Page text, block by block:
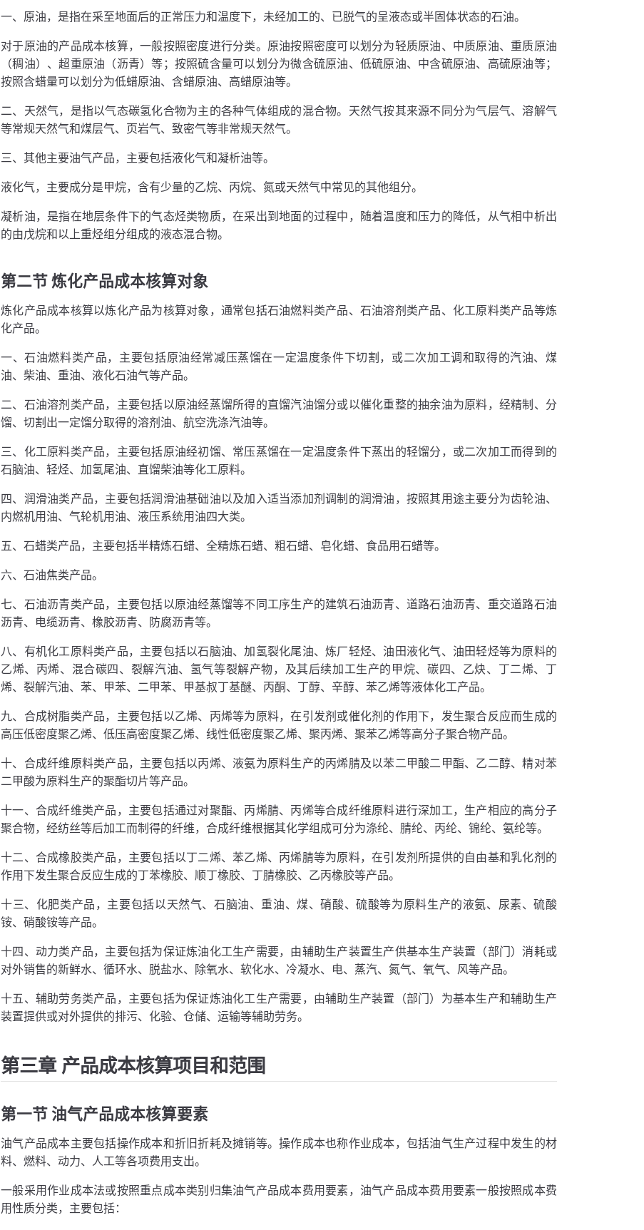
一、原油，是指在采至地面后的正常压力和温度下，未经加工的、已脱气的呈液态或半固体状态的石油。
对于原油的产品成本核算，一般按照密度进行分类。原油按照密度可以划分为轻质原油、中质原油、重质原油
（稠油）、超重原油（沥青）等；按照硫含量可以划分为微含硫原油、低硫原油、中含硫原油、高硫原油等；
按照含蜡量可以划分为低蜡原油、含蜡原油、高蜡原油等。
二、天然气，是指以气态碳氢化合物为主的各种气体组成的混合物。天然气按其来源不同分为气层气、溶解气
等常规天然气和煤层气、页岩气、致密气等非常规天然气。
三、其他主要油气产品，主要包括液化气和凝析油等。
液化气，主要成分是甲烷，含有少量的乙烷、丙烷、氮或天然气中常见的其他组分。
凝析油，是指在地层条件下的气态烃类物质，在采出到地面的过程中，随着温度和压力的降低，从气相中析出
的由戊烷和以上重烃组分组成的液态混合物。
第二节 炼化产品成本核算对象
炼化产品成本核算以炼化产品为核算对象，通常包括石油燃料类产品、石油溶剂类产品、化工原料类产品等炼
化产品。
一、石油燃料类产品，主要包括原油经常减压蒸馏在一定温度条件下切割，或二次加工调和取得的汽油、煤
油、柴油、重油、液化石油气等产品。
二、石油溶剂类产品，主要包括以原油经蒸馏所得的直馏汽油馏分或以催化重整的抽余油为原料，经精制、分
馏、切割出一定馏分取得的溶剂油、航空洗涤汽油等。
三、化工原料类产品，主要包括原油经初馏、常压蒸馏在一定温度条件下蒸出的轻馏分，或二次加工而得到的
石脑油、轻烃、加氢尾油、直馏柴油等化工原料。
四、润滑油类产品，主要包括润滑油基础油以及加入适当添加剂调制的润滑油，按照其用途主要分为齿轮油、
内燃机用油、气轮机用油、液压系统用油四大类。
五、石蜡类产品，主要包括半精炼石蜡、全精炼石蜡、粗石蜡、皂化蜡、食品用石蜡等。
六、石油焦类产品。
七、石油沥青类产品，主要包括以原油经蒸馏等不同工序生产的建筑石油沥青、道路石油沥青、重交道路石油
沥青、电缆沥青、橡胶沥青、防腐沥青等。
八、有机化工原料类产品，主要包括以石脑油、加氢裂化尾油、炼厂轻烃、油田液化气、油田轻烃等为原料的
乙烯、丙烯、混合碳四、裂解汽油、氢气等裂解产物，及其后续加工生产的甲烷、碳四、乙炔、丁二烯、丁
烯、裂解汽油、苯、甲苯、二甲苯、甲基叔丁基醚、丙酮、丁醇、辛醇、苯乙烯等液体化工产品。
九、合成树脂类产品，主要包括以乙烯、丙烯等为原料，在引发剂或催化剂的作用下，发生聚合反应而生成的
高压低密度聚乙烯、低压高密度聚乙烯、线性低密度聚乙烯、聚丙烯、聚苯乙烯等高分子聚合物产品。
十、合成纤维原料类产品，主要包括以丙烯、液氨为原料生产的丙烯腈及以苯二甲酸二甲酯、乙二醇、精对苯
二甲酸为原料生产的聚酯切片等产品。
十一、合成纤维类产品，主要包括通过对聚酯、丙烯腈、丙烯等合成纤维原料进行深加工，生产相应的高分子
聚合物，经纺丝等后加工而制得的纤维，合成纤维根据其化学组成可分为涤纶、腈纶、丙纶、锦纶、氨纶等。
十二、合成橡胶类产品，主要包括以丁二烯、苯乙烯、丙烯腈等为原料，在引发剂所提供的自由基和乳化剂的
作用下发生聚合反应生成的丁苯橡胶、顺丁橡胶、丁腈橡胶、乙丙橡胶等产品。
十三、化肥类产品，主要包括以天然气、石脑油、重油、煤、硝酸、硫酸等为原料生产的液氨、尿素、硫酸
铵、硝酸铵等产品。
十四、动力类产品，主要包括为保证炼油化工生产需要，由辅助生产装置生产供基本生产装置（部门）消耗或
对外销售的新鲜水、循环水、脱盐水、除氧水、软化水、冷凝水、电、蒸汽、氮气、氧气、风等产品。
十五、辅助劳务类产品，主要包括为保证炼油化工生产需要，由辅助生产装置（部门）为基本生产和辅助生产
装置提供或对外提供的排污、化验、仓储、运输等辅助劳务。
第三章 产品成本核算项目和范围
第一节 油气产品成本核算要素
油气产品成本主要包括操作成本和折旧折耗及摊销等。操作成本也称作业成本，包括油气生产过程中发生的材
料、燃料、动力、人工等各项费用支出。
一般采用作业成本法或按照重点成本类别归集油气产品成本费用要素，油气产品成本费用要素一般按照成本费
用性质分类，主要包括：